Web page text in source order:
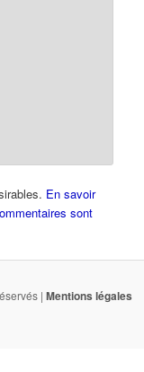
En savoir
sont
| Mentions légales